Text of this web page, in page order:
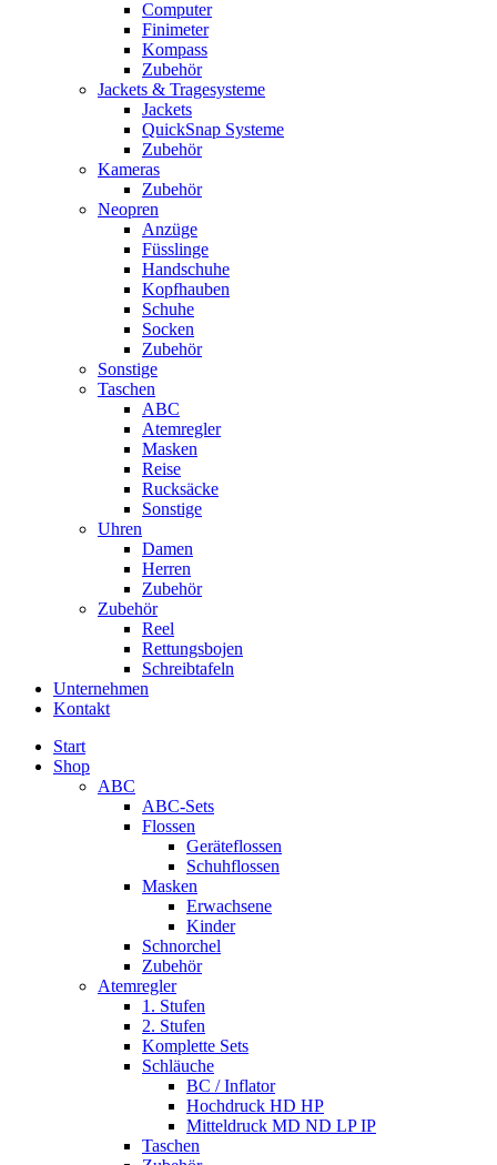
Computer
Finimeter
Kompass
Zubehör
Jackets & Tragesysteme
Jackets
QuickSnap Systeme
Zubehör
Kameras
Zubehör
Neopren
Anzüge
Füsslinge
Handschuhe
Kopfhauben
Schuhe
Socken
Zubehör
Sonstige
Taschen
ABC
Atemregler
Masken
Reise
Rucksäcke
Sonstige
Uhren
Damen
Herren
Zubehör
Zubehör
Reel
Rettungsbojen
Schreibtafeln
Unternehmen
Kontakt
Start
Shop
ABC
ABC-Sets
Flossen
Geräteflossen
Schuhflossen
Masken
Erwachsene
Kinder
Schnorchel
Zubehör
Atemregler
1. Stufen
2. Stufen
Komplette Sets
Schläuche
BC / Inflator
Hochdruck HD HP
Mitteldruck MD ND LP IP
Taschen